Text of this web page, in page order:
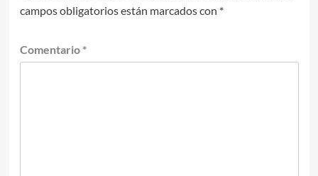
campos obligatorios están marcados con *
Comentario *